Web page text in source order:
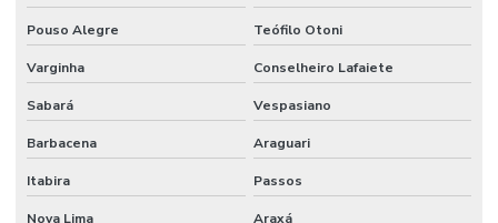
Pouso Alegre Teófilo Otoni
Varginha Conselheiro Lafaiete
Sabará Vespasiano
Barbacena Araguari
Itabira Passos
Nova Lima Araxá